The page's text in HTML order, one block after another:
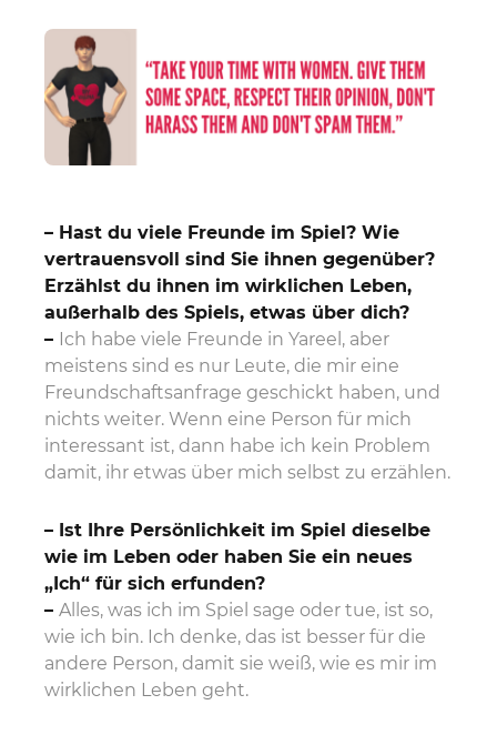
– Hast du viele Freunde im Spiel? Wie
vertrauensvoll sind Sie ihnen gegenüber?
Erzählst du ihnen im wirklichen Leben,
außerhalb des Spiels, etwas über dich?
– Ich habe viele Freunde in Yareel, aber
meistens sind es nur Leute, die mir eine
Freundschaftsanfrage geschickt haben, und
nichts weiter. Wenn eine Person für mich
interessant ist, dann habe ich kein Problem
damit, ihr etwas über mich selbst zu erzählen.
– Ist Ihre Persönlichkeit im Spiel dieselbe
wie im Leben oder haben Sie ein neues
„Ich“ für sich erfunden?
– Alles, was ich im Spiel sage oder tue, ist so,
wie ich bin. Ich denke, das ist besser für die
andere Person, damit sie weiß, wie es mir im
wirklichen Leben geht.